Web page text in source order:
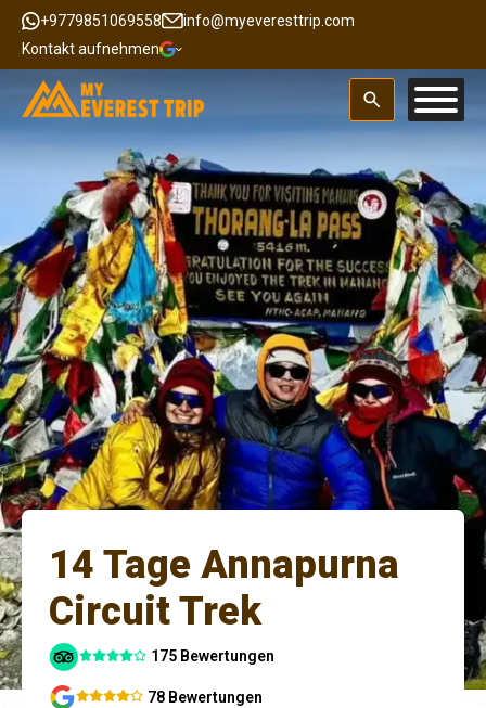
+9779851069558
info@myeveresttrip.com
Kontakt aufnehmen
14 Tage Annapurna
Circuit Trek
175 Bewertungen
78 Bewertungen